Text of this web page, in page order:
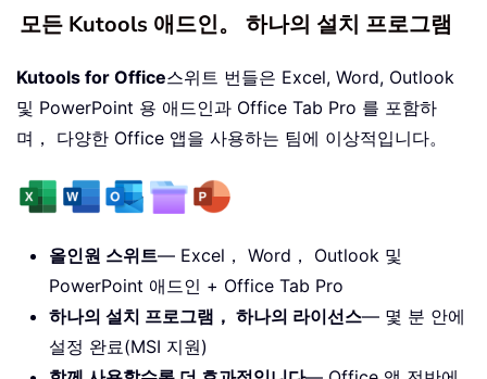
모든 Kutools 애드인。 하나의 설치 프로그램
Kutools for Office스위트 번들은 Excel, Word, Outlook
및 PowerPoint 용 애드인과 Office Tab Pro 를 포함하
며， 다양한 Office 앱을 사용하는 팀에 이상적입니다。
올인원 스위트— Excel， Word， Outlook 및
PowerPoint 애드인 + Office Tab Pro
하나의 설치 프로그램， 하나의 라이선스— 몇 분 안에
설정 완료(MSI 지원)